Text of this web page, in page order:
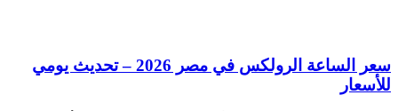
سعر الساعة الرولكس في مصر 2026 – تحديث يومي
للأسعار